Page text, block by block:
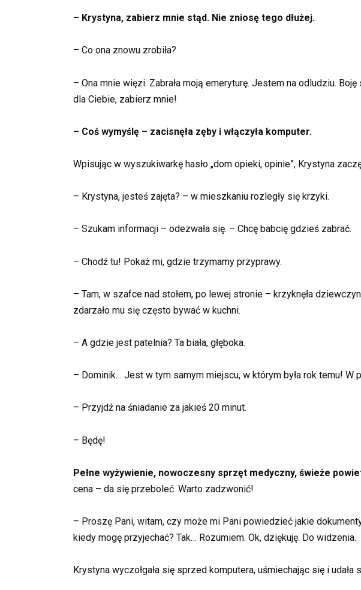
– Krystyna, zabierz mnie stąd. Nie zniosę tego dłużej.
– Co ona znowu zrobiła?
– Ona mnie więzi. Zabrała moją emeryturę. Jestem na odludziu.
dla Ciebie, zabierz mnie!
– Coś wymyślę – zacisnęła zęby i włączyła komputer.
Wpisując w wyszukiwarkę hasło „dom opieki, opinie”, Krystyna
– Krystyna, jesteś zajęta? – w mieszkaniu rozległy się krzyki.
– Szukam informacji – odezwała się. – Chcę babcię gdzieś zabrać.
– Chodź tu! Pokaż mi, gdzie trzymamy przyprawy.
– Tam, w szafce nad stołem, po lewej stronie – krzyknęła
zdarzało mu się często bywać w kuchni.
– A gdzie jest patelnia? Ta biała, głęboka.
– Dominik… Jest w tym samym miejscu, w którym była rok temu! W
– Przyjdź na śniadanie za jakieś 20 minut.
– Będę!
Pełne wyżywienie, nowoczesny sprzęt medyczny, świeże
cena – da się przeboleć. Warto zadzwonić!
– Proszę Pani, witam, czy może mi Pani powiedzieć jakie
kiedy mogę przyjechać? Tak… Rozumiem. Ok, dziękuję. Do widzenia.
Krystyna wyczołgała się sprzed komputera, uśmiechając się i